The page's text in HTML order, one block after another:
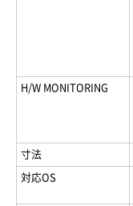
H/W MONITORING
寸法
対応OS